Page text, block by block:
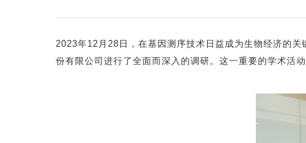
2023年12月28日，在基因测序技术日益成为生物经济的
份有限公司进行了全面而深入的调研。这一重要的学术活